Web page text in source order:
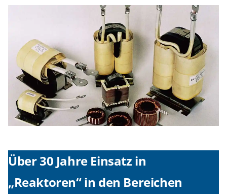
Über 30 Jahre Einsatz in
„Reaktoren“ in den Bereichen